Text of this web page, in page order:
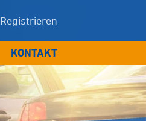
Registrieren
KONTAKT